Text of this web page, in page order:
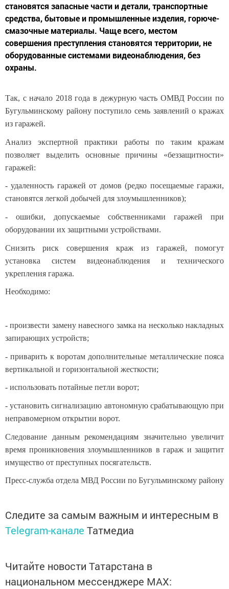
становятся запасные части и детали, транспортные
средства, бытовые и промышленные изделия, горюче-
смазочные материалы. Чаще всего, местом
совершения преступления становятся территории, не
оборудованные системами видеонаблюдения, без
охраны.
Так, с начало 2018 года в дежурную часть ОМВД России по
Бугульминскому району поступило семь заявлений о кражах
из гаражей.
Анализ экспертной практики работы по таким кражам
позволяет выделить основные причины «беззащитности»
гаражей:
- удаленность гаражей от домов (редко посещаемые гаражи,
становятся легкой добычей для злоумышленников);
- ошибки, допускаемые собственниками гаражей при
оборудовании их защитными устройствами.
Снизить риск совершения краж из гаражей, помогут
установка систем видеонаблюдения и технического
укрепления гаража.
Необходимо:
- произвести замену навесного замка на несколько накладных
запирающих устройств;
- приварить к воротам дополнительные металлические пояса
вертикальной и горизонтальной жесткости;
- использовать потайные петли ворот;
- установить сигнализацию автономную срабатывающую при
неправомерном открытии ворот.
Следование данным рекомендациям значительно увеличит
время проникновения злоумышленников в гараж и защитит
имущество от преступных посягательств.
Пресс-служба отдела МВД России по Бугульминскому району
Следите за самым важным и интересным в
Telegram-канале Татмедиа
Читайте новости Татарстана в
национальном мессенджере MАХ: